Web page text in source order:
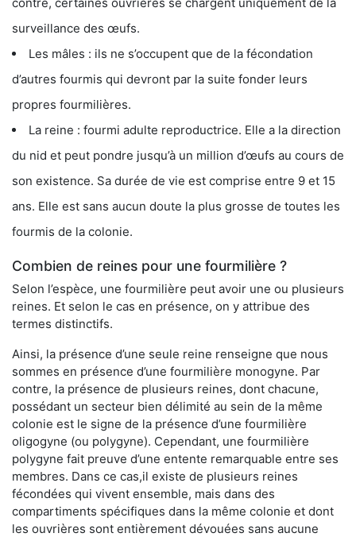
surveillance des œufs.
Les mâles : ils ne s’occupent que de la fécondation
d’autres fourmis qui devront par la suite fonder leurs
propres fourmilières.
La reine : fourmi adulte reproductrice. Elle a la direction
du nid et peut pondre jusqu’à un million d’œufs au cours de
son existence. Sa durée de vie est comprise entre 9 et 15
ans. Elle est sans aucun doute la plus grosse de toutes les
fourmis de la colonie.
Combien de reines pour une fourmilière ?
Selon l’espèce, une fourmilière peut avoir une ou plusieurs
reines. Et selon le cas en présence, on y attribue des
termes distinctifs.
Ainsi, la présence d’une seule reine renseigne que nous
sommes en présence d’une fourmilière monogyne. Par
contre, la présence de plusieurs reines, dont chacune,
possédant un secteur bien délimité au sein de la même
colonie est le signe de la présence d’une fourmilière
oligogyne (ou polygyne). Cependant, une fourmilière
polygyne fait preuve d’une entente remarquable entre ses
membres. Dans ce cas,il existe de plusieurs reines
fécondées qui vivent ensemble, mais dans des
compartiments spécifiques dans la même colonie et dont
les ouvrières sont entièrement dévouées sans aucune